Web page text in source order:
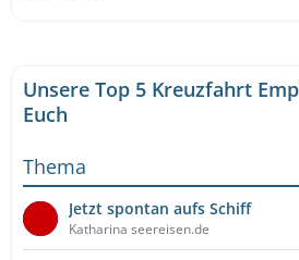
Unsere Top 5 Kreuzfahrt
Euch
Thema
Jetzt spontan aufs Schiff
Katharina seereisen.de